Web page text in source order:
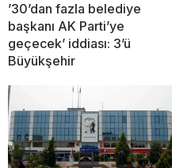
’30’dan fazla belediye
başkanı AK Parti’ye
geçecek’ iddiası: 3’ü
Büyükşehir